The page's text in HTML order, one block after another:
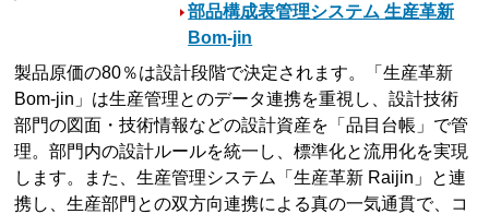
部品構成表管理システム 生産革新
Bom-jin
製品原価の80％は設計段階で決定されます。「生産革新
Bom-jin」は生産管理とのデータ連携を重視し、設計技術
部門の図面・技術情報などの設計資産を「品目台帳」で管
理。部門内の設計ルールを統一し、標準化と流用化を実現
します。また、生産管理システム「生産革新 Raijin」と連
携し、生産部門との双方向連携による真の一気通貫で、コ